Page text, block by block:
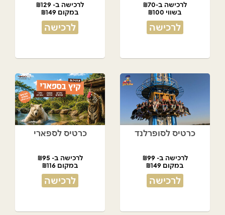
לרכישה ב-₪70
בשווי ₪100
לרכישה
לרכישה ב- ₪129
במקום ₪149
לרכישה
כרטיס לסופרלנד
לרכישה ב- ₪99
במקום ₪149
לרכישה
כרטיס לספארי
לרכישה ב- ₪95
במקום ₪116
לרכישה